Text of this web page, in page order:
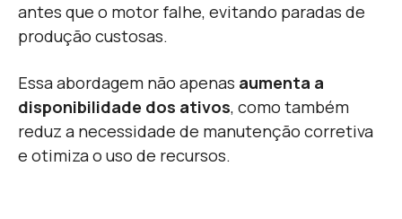
antes que o motor falhe, evitando paradas de
produção custosas.
Essa abordagem não apenas aumenta a
disponibilidade dos ativos, como também
reduz a necessidade de manutenção corretiva
e otimiza o uso de recursos.